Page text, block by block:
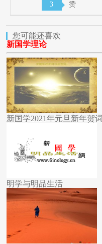
3 赞
您可能还喜欢
新国学理论
新国学2021年元旦新年贺词
明学与明品生活